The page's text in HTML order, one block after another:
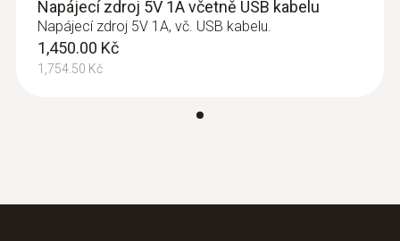
:0635 9571
Vrtulková sonda (Ø 16 mm) s
Intuitivní: jasně strukturované menu měření
27,800.00 Kč
Napájecí zdroj 5V 1A včetně USB kabelu
Napájecí zdroj 5V 1A, vč. USB kabelu.
1,450.00 Kč
1,754.50 Kč